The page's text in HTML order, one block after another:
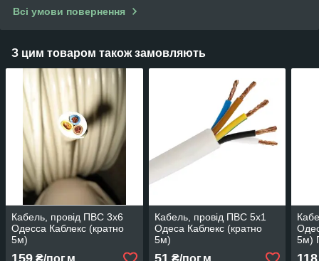
Всі умови повернення
З цим товаром також замовляють
Кабель, провід ПВС 3х6
Одесса Каблекс (кратно
5м)
Кабель, провід ПВС 5х1
Одеса Каблекс (кратно
5м)
5м)